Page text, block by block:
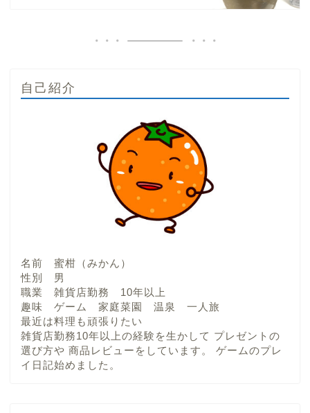
自己紹介
名前 蜜柑（みかん）
性別 男
職業 雑貨店勤務 10年以上
趣味 ゲーム 家庭菜園 温泉 一人旅
最近は料理も頑張りたい
雑貨店勤務10年以上の経験を生かして プレゼントの
選び方や 商品レビューをしています。 ゲームのプレ
イ日記始めました。